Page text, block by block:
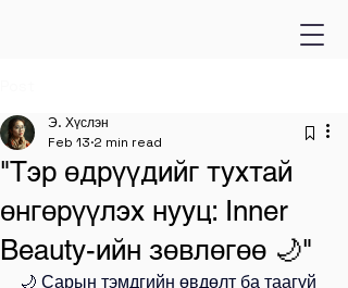
"Тэр өдрүүдийг тухтай
өнгөрүүлэх нууц: Inner
Beauty-ийн зөвлөгөө 🌙"
Э. Хүслэн
Feb 13 2 min read
🌙 Сарын тэмдгийн өвдөлт ба таагүй